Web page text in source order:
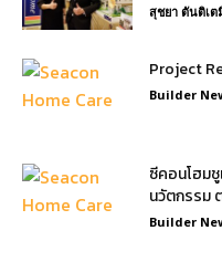
สุชยา ตันติเต
Project
Builder
ซีคอนโฮม
นวัตกรรม
Builder